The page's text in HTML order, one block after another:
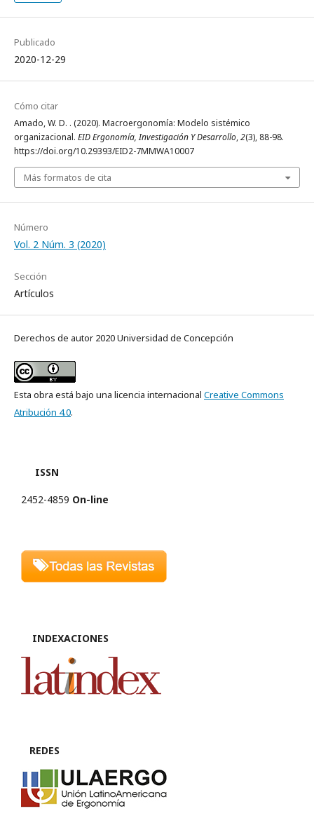
Publicado
2020-12-29
Cómo citar
Amado, W. D. . (2020). Macroergonomía: Modelo sistémico
organizacional. EID Ergonomía, Investigación Y Desarrollo,2(3), 88-98.
https://doi.org/10.29393/EID2-7MMWA10007
Más formatos de cita
Número
Vol. 2 Núm. 3 (2020)
Sección
Artículos
Derechos de autor 2020 Universidad de Concepción
Esta obra está bajo una licencia internacional Creative Commons
Atribución 4.0.
ISSN
2452-4859 On-line
INDEXACIONES
REDES